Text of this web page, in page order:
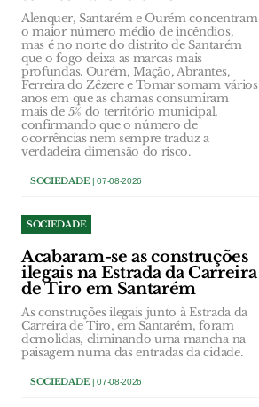
Alenquer, Santarém e Ourém concentram
o maior número médio de incêndios,
mas é no norte do distrito de Santarém
que o fogo deixa as marcas mais
profundas. Ourém, Mação, Abrantes,
Ferreira do Zêzere e Tomar somam vários
anos em que as chamas consumiram
mais de 5% do território municipal,
confirmando que o número de
ocorrências nem sempre traduz a
verdadeira dimensão do risco.
SOCIEDADE| 07-08-2026
SOCIEDADE
Acabaram-se as construções
ilegais na Estrada da Carreira
de Tiro em Santarém
As construções ilegais junto à Estrada da
Carreira de Tiro, em Santarém, foram
demolidas, eliminando uma mancha na
paisagem numa das entradas da cidade.
SOCIEDADE| 07-08-2026